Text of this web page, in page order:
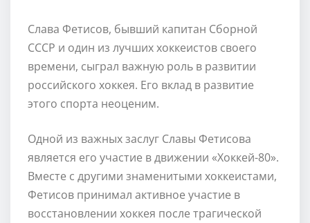
Слава Фетисов, бывший капитан Сборной
СССР и один из лучших хоккеистов своего
времени, сыграл важную роль в развитии
российского хоккея. Его вклад в развитие
этого спорта неоценим.
Одной из важных заслуг Славы Фетисова
является его участие в движении «Хоккей-80».
Вместе с другими знаменитыми хоккеистами,
Фетисов принимал активное участие в
восстановлении хоккея после трагической